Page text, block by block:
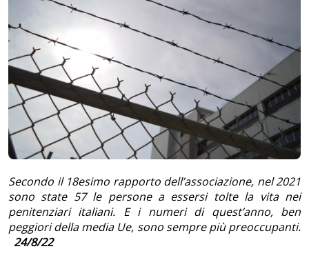
Secondo il 18esimo rapporto dell’associazione, nel 2021
sono state 57 le persone a essersi tolte la vita nei
penitenziari italiani. E i numeri di quest’anno, ben
peggiori della media Ue, sono sempre più preoccupanti.
24/8/22